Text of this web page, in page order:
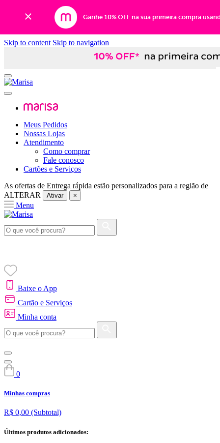
Ganhe 10% OFF na sua primeira compra
Skip to content Skip to navigation
Meus Pedidos
Nossas Lojas
Atendimento
Como comprar
Fale conosco
Cartões e Serviços
As ofertas de Entrega rápida estão personalizados para a região de
ALTERAR
Ativar ×
Menu
Baixe o App
Cartão e Serviços
Minha conta
0
Minhas compras
R$ 0,00 (Subtotal)
Últimos produtos adicionados: